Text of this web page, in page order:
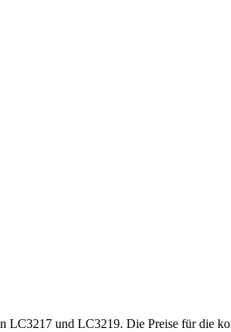
und LC3219. Die Preise für die